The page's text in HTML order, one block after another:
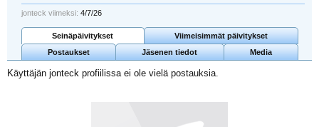
jonteck viimeksi: 4/7/26
Seinäpäivitykset
Viimeisimmät päivitykset
Postaukset
Jäsenen tiedot Media
Käyttäjän jonteck profiilissa ei ole vielä postauksia.